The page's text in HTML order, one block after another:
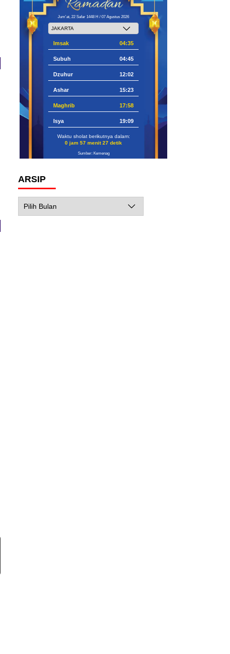
Jum'at, 22 Safar 1448 H / 07 Agustus 2026
Imsak 04:35
Subuh 04:45
Dzuhur 12:02
Ashar 15:23
Maghrib 17:58
Isya 19:09
Waktu sholat berikutnya dalam:
0 jam 57 menit 26 detik
Sumber: Kemenag
ARSIP